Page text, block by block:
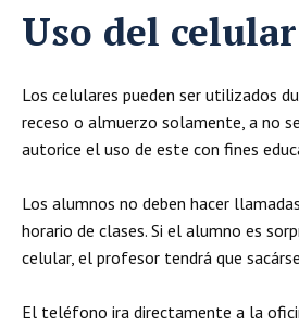
Uso del celular
Los celulares pueden ser utilizados
receso o almuerzo solamente, a no
autorice el uso de este con fines
Los alumnos no deben hacer
horario de clases. Si el alumno es
celular, el profesor tendrá que
El teléfono ira directamente a la